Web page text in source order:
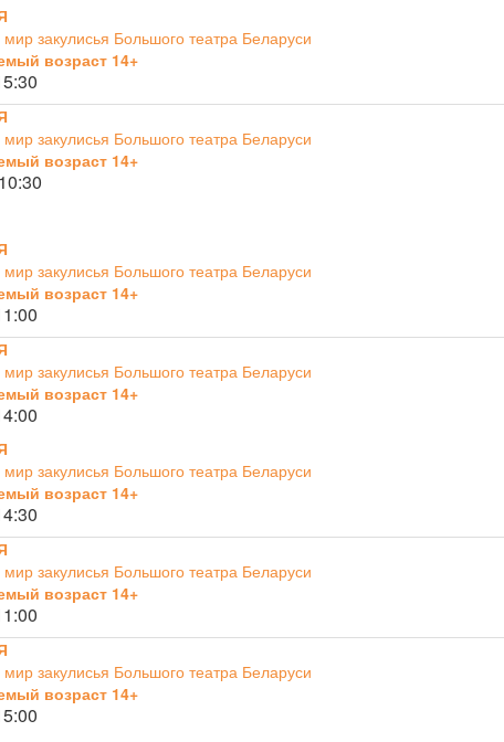
закулисья Большого театра Беларуси
возраст 14+
закулисья Большого театра Беларуси
возраст 14+
закулисья Большого театра Беларуси
возраст 14+
закулисья Большого театра Беларуси
возраст 14+
закулисья Большого театра Беларуси
возраст 14+
закулисья Большого театра Беларуси
возраст 14+
закулисья Большого театра Беларуси
возраст 14+